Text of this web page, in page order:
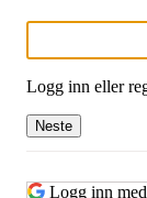
Logg inn eller
Neste
Logg inn